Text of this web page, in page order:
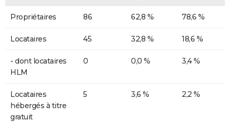
Propriétaires 86 62,8 % 78,6 %
Locataires 45 32,8 % 18,6 %
- dont locataires
HLM
0 0,0 % 3,4 %
Locataires
hébergés à titre
gratuit
5 3,6 % 2,2 %